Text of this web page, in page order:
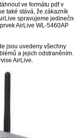
ve formátu pdf v
také stává, že zákazník
spravujeme
AirLive WL-5460AP
jsou uvedeny všechny
a jejich odstraněním.
AirLive.